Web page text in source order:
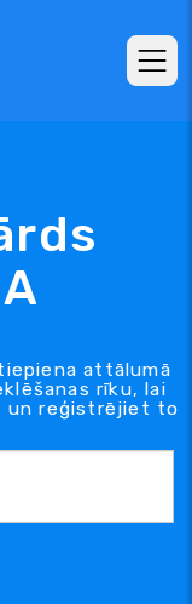
attālumā
rīku, lai
un reģistrējiet to